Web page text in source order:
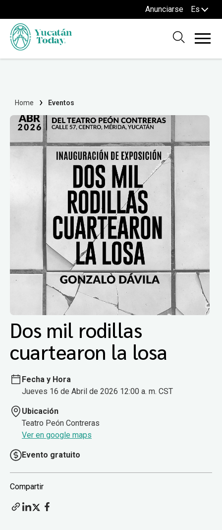
Anunciarse Es
Home Eventos
Dos mil rodillas
cuartearon la losa
Fecha y Hora
Jueves 16 de Abril de 2026 12:00 a. m. CST
Ubicación
Teatro Peón Contreras
Ver en google maps
Evento gratuito
Compartir